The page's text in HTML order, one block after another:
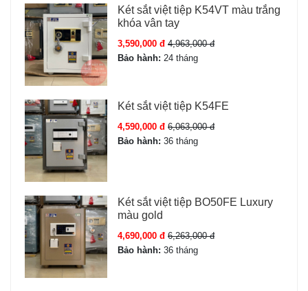
Két sắt việt tiệp K54VT màu trắng
khóa vân tay
3,590,000 đ 4,963,000 đ
Bảo hành: 24 tháng
Két sắt việt tiệp K54FE
4,590,000 đ 6,063,000 đ
Bảo hành: 36 tháng
Két sắt việt tiệp BO50FE Luxury
màu gold
4,690,000 đ 6,263,000 đ
Bảo hành: 36 tháng